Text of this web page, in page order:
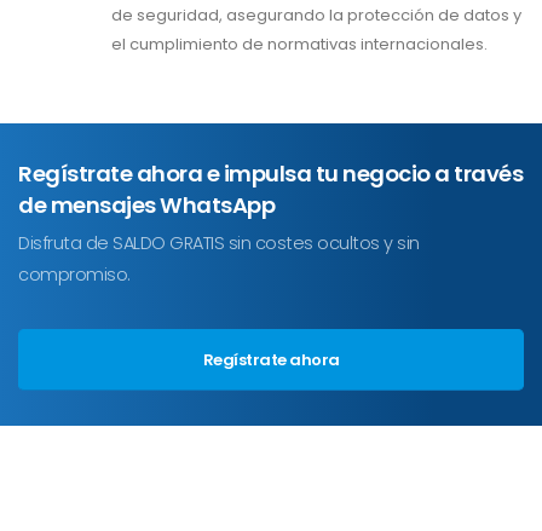
de seguridad, asegurando la protección de datos y
el cumplimiento de normativas internacionales.
Regístrate ahora e impulsa tu negocio a través
de mensajes WhatsApp
Disfruta de SALDO GRATIS sin costes ocultos y sin
compromiso.
Regístrate ahora